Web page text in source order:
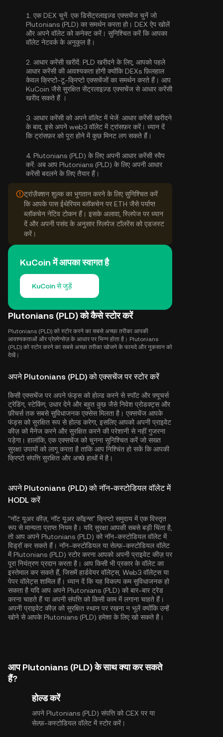
1. एक DEX चुनें: एक डिसेंट्रलाइज़्ड एक्सचेंज चुनें जो
Plutonians (PLD) का समर्थन करता हो। DEX ऐप खोलें
और अपने वॉलेट को कनेक्ट करें। सुनिश्चित करें कि आपका
वॉलेट नेटवर्क के अनुकूल है।
2. आधार करेंसी खरीदें: PLD खरीदने के लिए, आपको पहले
आधार करेंसी की आवश्यकता होगी क्योंकि DEXs फ़िलहाल
केवल क्रिप्टो-टू-क्रिप्टो एक्सचेंजों का समर्थन करते हैं। आप
KuCoin जैसे सुरक्षित सेंट्रलाइज़्ड एक्सचेंज सेआधार करेंसी
खरीद सकते हैं ।
3. आधार करेंसी को अपने वॉलेट में भेजें: आधार करेंसी खरीदने
के बाद, इसे अपने web3 वॉलेट में ट्रांसफ़र करें। ध्यान दें
कि ट्रांसफ़र को पूरा होने में कुछ मिनट लग सकते हैं।
4. Plutonians (PLD) के लिए अपनी आधार करेंसी स्वैप
करें: अब आप Plutonians (PLD) के लिए अपनी आधार
करेंसी बदलने के लिए तैयार हैं।
ट्रांज़ैक्शन शुल्क का भुगतान करने के लिए सुनिश्चित करें
कि आपके पास ईथेरियम ब्लॉकचेन पर ETH जैसे पर्याप्त
ब्लॉकचेन नेटिव टोकन हैं। इसके अलावा, स्लिपेज पर ध्यान
दें और अपनी पसंद के अनुसार स्लिपेज टॉलरेंस को एडजस्ट
करें।
KuCoin में आपका स्वागत है
KuCoin से जुड़ें
Plutonians (PLD) को कैसे स्टोर करें
Plutonians (PLD) को स्टोर करने का सबसे अच्छा तरीका आपकी
आवश्यकताओं और प्रेफ़्रेन्सेज़ के आधार पर भिन्न होता है। Plutonians
(PLD) को स्टोर करने का सबसे अच्छा तरीका खोजने के फायदे और नुकसान को
देखें।
अपने Plutonians (PLD) को एक्सचेंज पर स्टोर करें
किसी एक्सचेंज पर अपने फंड्स को होल्ड करने से स्पॉट और फ़्यूचर्स
ट्रेडिंग, स्टेकिंग, उधार देने और बहुत कुछ जैसे निवेश प्रोडक्ट्स और
फ़ीचर्स तक सबसे सुविधाजनक एक्सेस मिलता है। एक्सचेंज आपके
फंड्स को सुरक्षित रूप से होल्ड करेगा, इसलिए आपको अपनी प्राइवेट
कीज़ को मैनेज करने और सुरक्षित करने की परेशानी से नहीं गुजरना
पड़ेगा। हालांकि, एक एक्सचेंज को चुनना सुनिश्चित करें जो सख्त
सुरक्षा उपायों को लागू करता है ताकि आप निश्चिंत हो सकें कि आपकी
क्रिप्टो संपत्ति सुरक्षित और अच्छे हाथों में है।
अपने Plutonians (PLD) को नॉन-कस्टोडियल वॉलेट में
HODL करें
"नॉट यूअर कीज़, नॉट यूअर कॉइन्स" क्रिप्टो समुदाय में एक विस्तृत
रूप से मान्यता प्राप्त नियम है। यदि सुरक्षा आपकी सबसे बड़ी चिंता है,
तो आप अपने Plutonians (PLD) को नॉन-कस्टोडियल वॉलेट में
विड्रॉ कर सकते हैं। नॉन-कस्टोडियल या सेल्फ़-कस्टोडियल वॉलेट
में Plutonians (PLD) स्टोर करना आपको अपनी प्राइवेट कीज़ पर
पूरा नियंत्रण प्रदान करता है। आप किसी भी प्रकार के वॉलेट का
इस्तेमाल कर सकते हैं, जिसमें हार्डवेयर वॉलेट्स, Web3 वॉलेट्स या
पेपर वॉलेट्स शामिल हैं। ध्यान दें कि यह विकल्प कम सुविधाजनक हो
सकता है यदि आप अपने Plutonians (PLD) को बार-बार ट्रेड
करना चाहते हैं या अपनी संपत्ति को किसी काम में लगाना चाहते हैं।
अपनी प्राइवेट कीज़ को सुरक्षित स्थान पर रखना न भूलें क्योंकि उन्हें
खोने से आपके Plutonians (PLD) हमेशा के लिए खो सकते है।
आप Plutonians (PLD) के साथ क्या कर सकते
हैं?
होल्ड करें
अपने Plutonians (PLD) संपत्ति को CEX पर या
सेल्फ़-कस्टोडियल वॉलेट में स्टोर करें।